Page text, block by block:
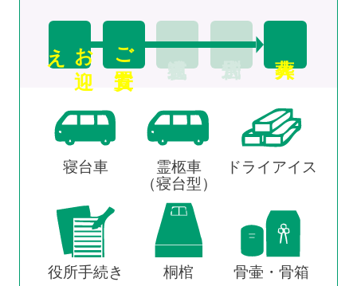
お
迎
え ご安置
寝台車
霊柩車
（寝台型）
ドライアイス
役所手続き 桐棺 骨壷・骨箱